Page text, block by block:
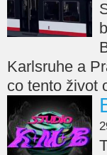
Karlsruhe a
co tento život